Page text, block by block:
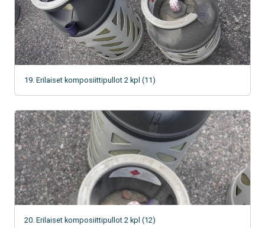
19. Erilaiset komposiittipullot 2 kpl (11)
20. Erilaiset komposiittipullot 2 kpl (12)